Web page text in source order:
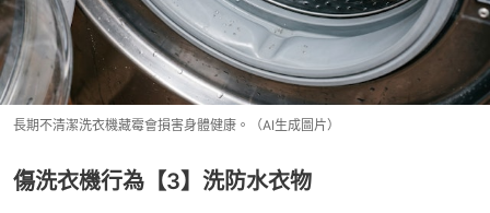
長期不清潔洗衣機藏霉會損害身體健康。（AI生成圖片）
傷洗衣機行為【3】洗防水衣物